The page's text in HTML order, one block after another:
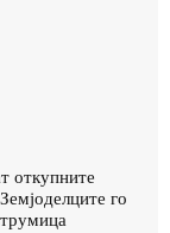
откупните
го